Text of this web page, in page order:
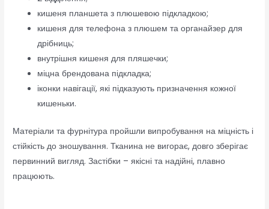
кишеня планшета з плюшевою підкладкою;
кишеня для телефона з плюшем та органайзер для
дрібниць;
внутрішня кишеня для пляшечки;
міцна брендована підкладка;
іконки навігації, які підказують призначення кожної
кишеньки.
Матеріали та фурнітура пройшли випробування на міцність і
стійкість до зношування. Тканина не вигорає, довго зберігає
первинний вигляд. Застібки – якісні та надійні, плавно
працюють.